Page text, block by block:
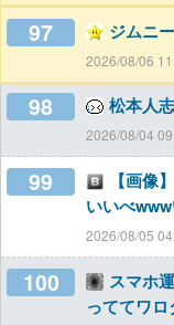
97 ジムニ
2026/08/06
98 松本人
2026/08/04
99
【画像
いいべ
2026/08/05
100
スマホ
っててワロ